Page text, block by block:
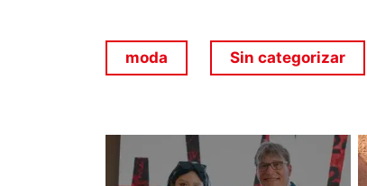
moda Sin categorizar